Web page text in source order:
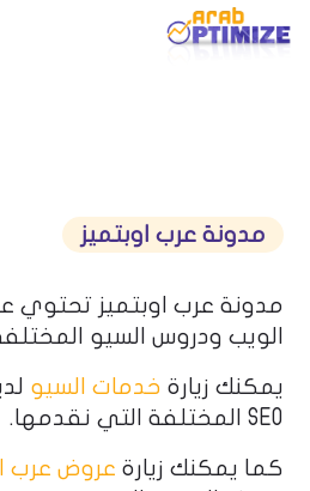
مدونة عرب اوبتميز
مدونة عرب اوبتميز تحتوي
الويب ودروس السيو
يمكنك زيارة خدمات السيو
SEO المختلفة التي نقدمها.
كما يمكنك زيارة عروض عرب